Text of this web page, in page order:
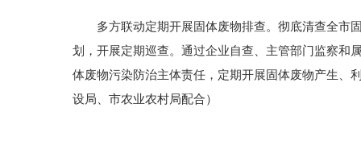
多方联动定期开展固体废物排查。彻底清查全市固
划，开展定期巡查。通过企业自查、主管部门监察和
体废物污染防治主体责任，定期开展固体废物产生、
设局、市农业农村局配合）